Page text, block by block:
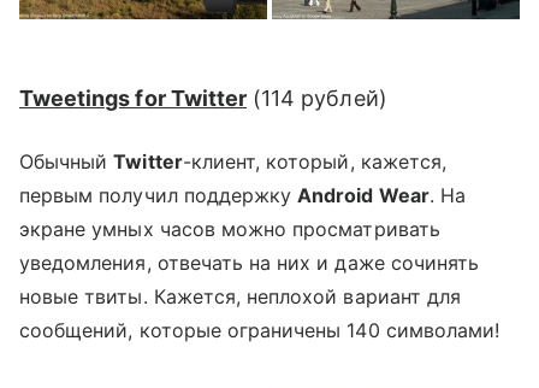
Tweetings for Twitter (114 рублей)
ОбычныйTwitter-клиент, который, кажется,
первым получил поддержкуAndroid Wear. На
экране умных часов можно просматривать
уведомления, отвечать на них и даже сочинять
новые твиты. Кажется, неплохой вариант для
сообщений, которые ограничены 140 символами!